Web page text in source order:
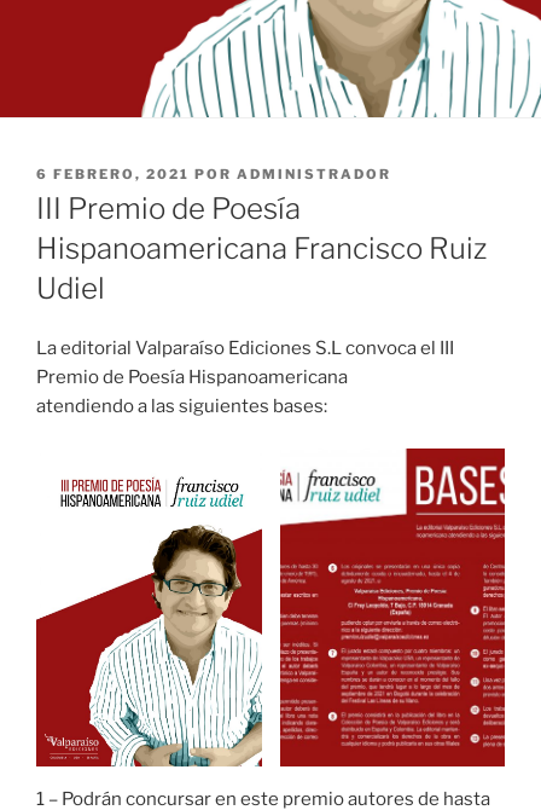
PUBLICADO
EL
6 FEBRERO, 2021 POR ADMINISTRADOR
III Premio de Poesía
Hispanoamericana Francisco Ruiz
Udiel
La editorial Valparaíso Ediciones S.L convoca el III
Premio de Poesía Hispanoamericana
atendiendo a las siguientes bases:
1 – Podrán concursar en este premio autores de hasta